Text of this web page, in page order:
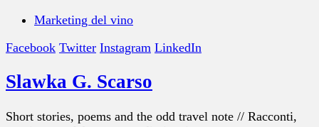
Marketing del vino
Facebook Twitter Instagram LinkedIn
Slawka G. Scarso
Short stories, poems and the odd travel note // Racconti,